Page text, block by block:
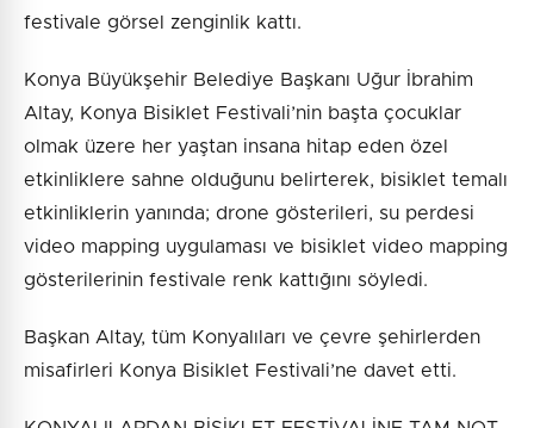
festivale görsel zenginlik kattı.
Konya Büyükşehir Belediye Başkanı Uğur İbrahim
Altay, Konya Bisiklet Festivali’nin başta çocuklar
olmak üzere her yaştan insana hitap eden özel
etkinliklere sahne olduğunu belirterek, bisiklet temalı
etkinliklerin yanında; drone gösterileri, su perdesi
video mapping uygulaması ve bisiklet video mapping
gösterilerinin festivale renk kattığını söyledi.
Başkan Altay, tüm Konyalıları ve çevre şehirlerden
misafirleri Konya Bisiklet Festivali’ne davet etti.